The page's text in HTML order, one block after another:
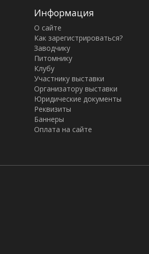
Информация
О сайте
Как зарегистрироваться?
Заводчику
Питомнику
Клубу
Участнику выставки
Организатору выставки
Юридические документы
Реквизиты
Баннеры
Оплата на сайте